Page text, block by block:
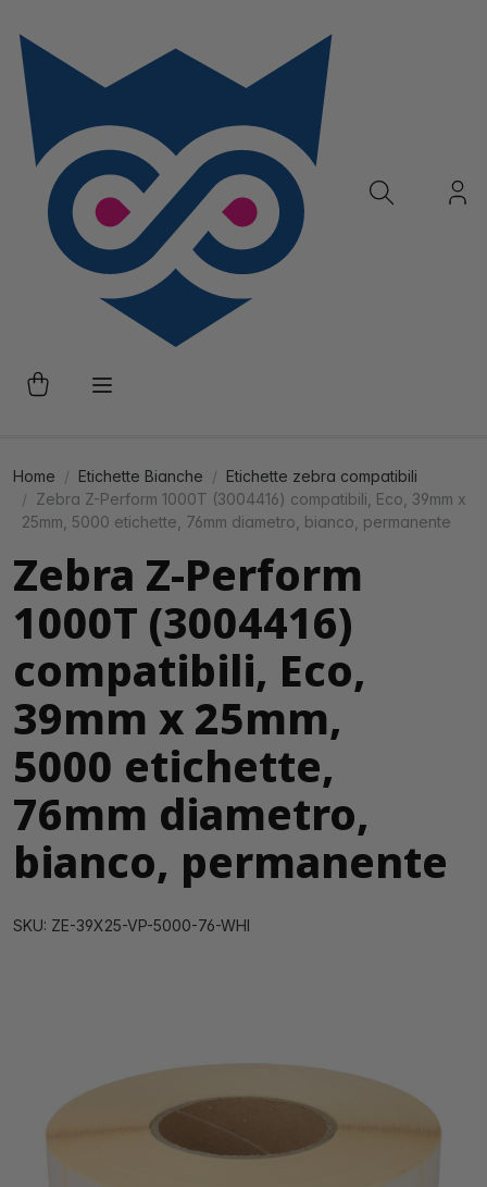
Home Etichette Bianche
Etichette zebra compatibili
Zebra Z-Perform 1000T (3004416) compatibili, Eco, 39mm x
25mm, 5000 etichette, 76mm diametro, bianco, permanente
Zebra Z-Perform
1000T (3004416)
compatibili, Eco,
39mm x 25mm,
5000 etichette,
76mm diametro,
bianco, permanente
SKU: ZE-39X25-VP-5000-76-WHI